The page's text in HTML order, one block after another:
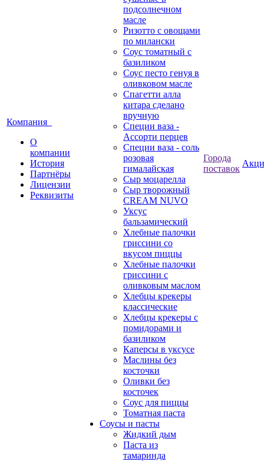
Компания
О
компании
История
Партнёры
Лицензии
Реквизиты
подсолнечном
масле
Ризотто с овощами
по милански
Соус томатный с
базиликом
Соус песто генуя в
оливковом масле
Спагетти алла
китара сделано
вручную
Специи ваза -
Ассорти перцев
Специи ваза - соль
розовая
гималайская
Сыр моцарелла
Сыр творожный
CREАM NUVO
Уксус
бальзамический
Хлебные палочки
гриссини со
вкусом пиццы
Хлебные палочки
гриссини с
оливковым маслом
Хлебцы крекеры
классические
Хлебцы крекеры с
помидорами и
базиликом
Каперсы в уксусе
Маслины без
косточки
Оливки без
косточек
Соус для пиццы
Томатная паста
Соусы и пасты
Жидкий дым
Паста из
тамаринда
Города
поставок